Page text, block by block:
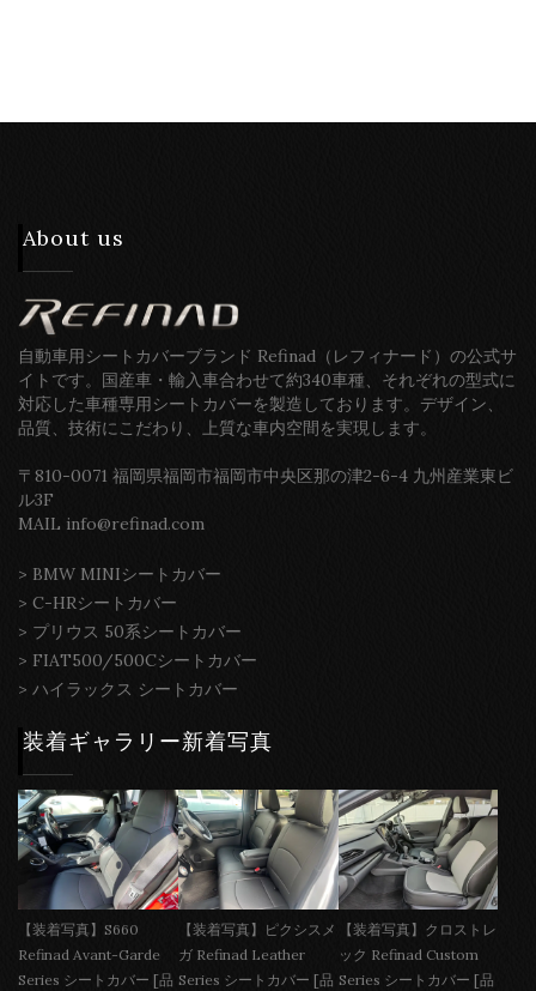
About us
自動車用シートカバーブランド Refinad（レフィナード）の公式サ
イトです。国産車・輸入車合わせて約340車種、それぞれの型式に
対応した車種専用シートカバーを製造しております。デザイン、
品質、技術にこだわり、上質な車内空間を実現します。
〒810-0071 福岡県福岡市福岡市中央区那の津2-6-4 九州産業東ビ
ル3F
MAIL info@refinad.com
> BMW MINIシートカバー
> C-HRシートカバー
> プリウス 50系シートカバー
> FIAT500/500Cシートカバー
> ハイラックス シートカバー
装着ギャラリー新着写真
【装着写真】S660
Refinad Avant-Garde
Series シートカバー [品
【装着写真】ピクシスメ
ガ Refinad Leather
Series シートカバー [品
【装着写真】クロストレ
ック Refinad Custom
Series シートカバー [品